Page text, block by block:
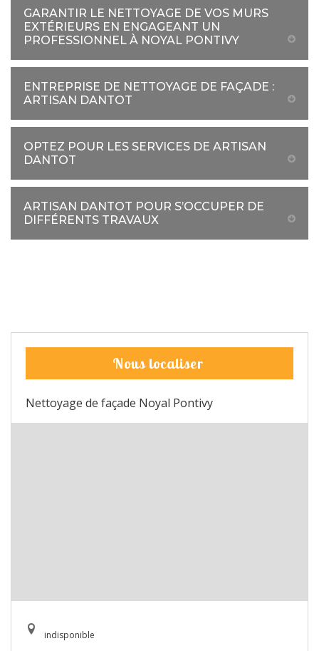
GARANTIR LE NETTOYAGE DE VOS MURS
EXTÉRIEURS EN ENGAGEANT UN
PROFESSIONNEL À NOYAL PONTIVY
ENTREPRISE DE NETTOYAGE DE FAÇADE :
ARTISAN DANTOT
OPTEZ POUR LES SERVICES DE ARTISAN
DANTOT
ARTISAN DANTOT POUR S’OCCUPER DE
DIFFÉRENTS TRAVAUX
Nous localiser
Nettoyage de façade Noyal Pontivy
indisponible